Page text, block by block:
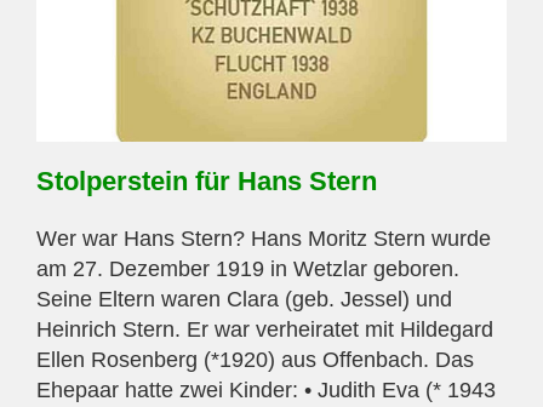
Stolperstein für Hans Stern
Wer war Hans Stern? Hans Moritz Stern wurde
am 27. Dezember 1919 in Wetzlar geboren.
Seine Eltern waren Clara (geb. Jessel) und
Heinrich Stern. Er war verheiratet mit Hildegard
Ellen Rosenberg (*1920) aus Offenbach. Das
Ehepaar hatte zwei Kinder: • Judith Eva (* 1943